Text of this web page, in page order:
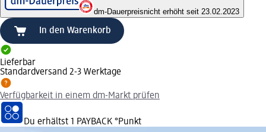
dm-Dauerpreisnicht erhöht seit 23.02.2023
In den Warenkorb
Lieferbar
Standardversand 2-3 Werktage
Verfügbarkeit in einem dm-Markt prüfen
Du erhältst 1 PAYBACK °Punkt